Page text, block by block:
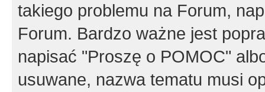
takiego problemu na Forum,
Forum. Bardzo ważne jest
napisać "Proszę o POMOC"
usuwane, nazwa tematu musi